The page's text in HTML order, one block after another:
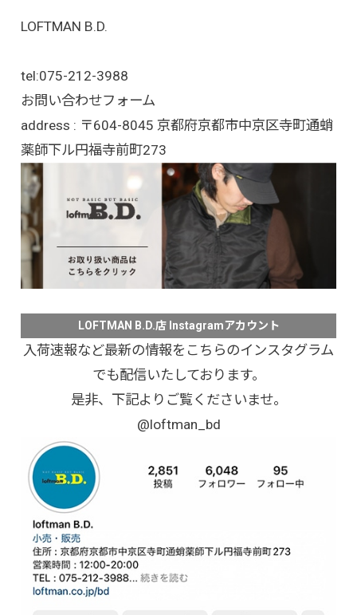
LOFTMAN B.D.
tel:075-212-3988
お問い合わせフォーム
address : 〒604-8045 京都府京都市中京区寺町通蛸
薬師下ル円福寺前町273
LOFTMAN B.D.店 Instagramアカウント
入荷速報など最新の情報をこちらのインスタグラム
でも配信いたしております。
是非、下記よりご覧くださいませ。
@loftman_bd